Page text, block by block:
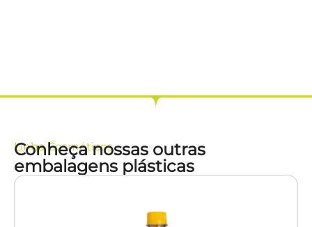
LinhaCosméticos
Conheça nossas outras
embalagens plásticas